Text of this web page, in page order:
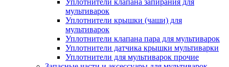
Уплотнители клапана запирания для
мультиварок
Уплотнители крышки (чаши) для
мультиварок
Уплотнители клапана пара для мультиварок
Уплотнители датчика крышки мультиварки
Уплотнители для мультиварок прочие